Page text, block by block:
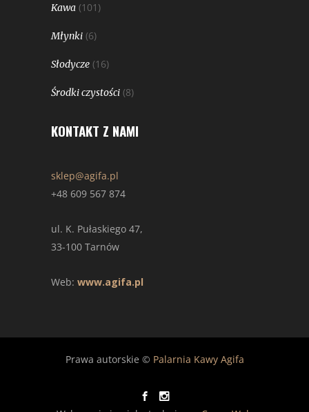
Kawa (101)
Młynki (6)
Słodycze (16)
Środki czystości (8)
KONTAKT Z NAMI
sklep@agifa.pl
+48 609 567 874
ul. K. Pułaskiego 47,
33-100 Tarnów
Web: www.agifa.pl
Prawa autorskie © Palarnia Kawy Agifa